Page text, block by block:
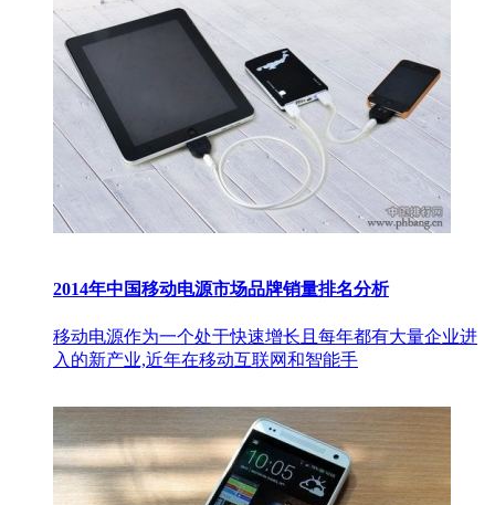
2014年中国移动电源市场品牌销量排名分析
移动电源作为一个处于快速增长且每年都有大量企业进
入的新产业,近年在移动互联网和智能手